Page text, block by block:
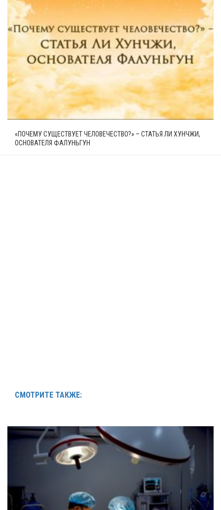
«ПОЧЕМУ СУЩЕСТВУЕТ ЧЕЛОВЕЧЕСТВО?» – СТАТЬЯ ЛИ ХУНЧЖИ,
ОСНОВАТЕЛЯ ФАЛУНЬГУН
СМОТРИТЕ ТАКЖЕ: